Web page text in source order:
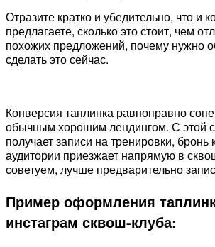
Отразите кратко и убедительно, что и
предлагаете, сколько это стоит, чем
похожих предложений, почему нужно
сделать это сейчас.
Конверсия таплинка равноправно
обычным хорошим лендингом. С этой
получает записи на тренировки, бронь
аудитории приезжает напрямую в
советуем, лучше предварительно
Пример оформления
инстаграм сквош-клуба: